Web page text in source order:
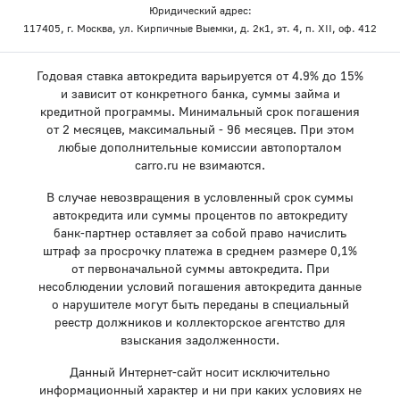
Юридический адрес:
117405, г. Москва, ул. Кирпичные Выемки, д. 2к1, эт. 4, п. XII, оф. 412
Годовая ставка автокредита варьируется от 4.9% до 15%
и зависит от конкретного банка, суммы займа и
кредитной программы. Минимальный срок погашения
от 2 месяцев, максимальный - 96 месяцев. При этом
любые дополнительные комиссии автопорталом
carro.ru не взимаются.
В случае невозвращения в условленный срок суммы
автокредита или суммы процентов по автокредиту
банк-партнер оставляет за собой право начислить
штраф за просрочку платежа в среднем размере 0,1%
от первоначальной суммы автокредита. При
несоблюдении условий погашения автокредита данные
о нарушителе могут быть переданы в специальный
реестр должников и коллекторское агентство для
взыскания задолженности.
Данный Интернет-сайт носит исключительно
информационный характер и ни при каких условиях не